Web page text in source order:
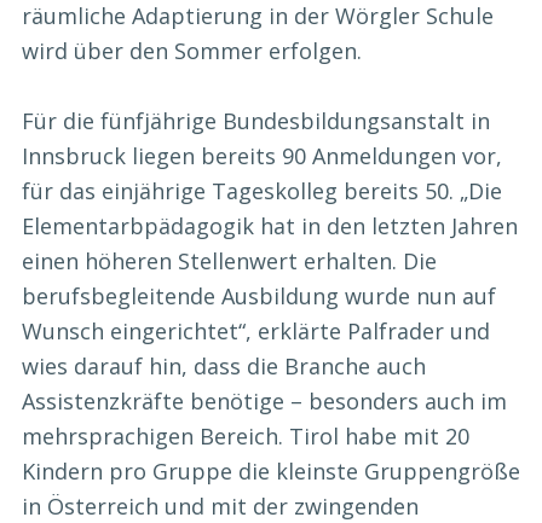
räumliche Adaptierung in der Wörgler Schule
wird über den Sommer erfolgen.
Für die fünfjährige Bundesbildungsanstalt in
Innsbruck liegen bereits 90 Anmeldungen vor,
für das einjährige Tageskolleg bereits 50. „Die
Elementarbpädagogik hat in den letzten Jahren
einen höheren Stellenwert erhalten. Die
berufsbegleitende Ausbildung wurde nun auf
Wunsch eingerichtet“, erklärte Palfrader und
wies darauf hin, dass die Branche auch
Assistenzkräfte benötige – besonders auch im
mehrsprachigen Bereich. Tirol habe mit 20
Kindern pro Gruppe die kleinste Gruppengröße
in Österreich und mit der zwingenden